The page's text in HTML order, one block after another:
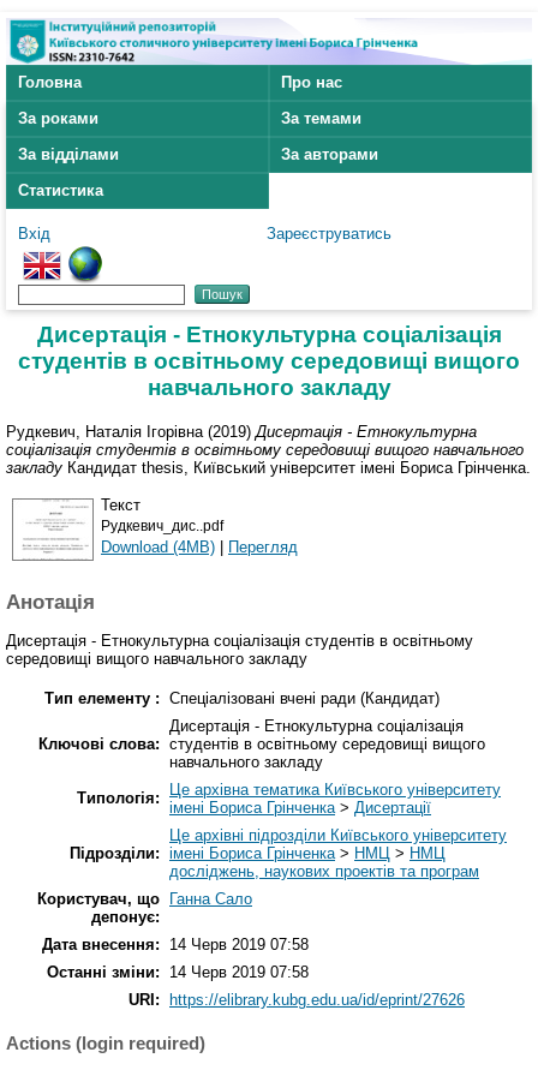
Головна
Про нас
За роками
За темами
За відділами
За авторами
Статистика
Вхід Зареєструватись
Дисертація - Етнокультурна соцiалiзацiя
студентiв в освiтньому середовищi вищого
навчального закладу
Рудкевич, Наталія Ігорівна (2019) Дисертація - Етнокультурна
соцiалiзацiя студентiв в освiтньому середовищi вищого навчального
закладу Кандидат thesis, Київський університет імені Бориса Грінченка.
Текст
Рудкевич_дис..pdf
Download (4MB) | Перегляд
Анотація
Дисертація - Етнокультурна соцiалiзацiя студентiв в освiтньому
середовищi вищого навчального закладу
Тип елементу : Спеціалізовані вчені ради (Кандидат)
Ключові слова:
Дисертація - Етнокультурна соцiалiзацiя
студентiв в освiтньому середовищi вищого
навчального закладу
Типологія:
Це архівна тематика Київського університету
імені Бориса Грінченка> Дисертації
Підрозділи:
Це архівні підрозділи Київського університету
імені Бориса Грінченка> НМЦ > НМЦ
досліджень, наукових проектів та програм
Користувач, що
депонує:
Ганна Сало
Дата внесення:
14 Черв 2019 07:58
Останні зміни:
14 Черв 2019 07:58
URI:
https://elibrary.kubg.edu.ua/id/eprint/27626
Actions (login required)